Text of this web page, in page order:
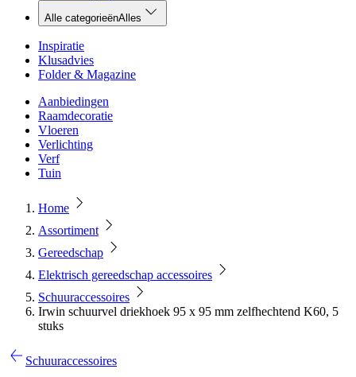
Alle categorieënAlles
Inspiratie
Klusadvies
Folder & Magazine
Aanbiedingen
Raamdecoratie
Vloeren
Verlichting
Verf
Tuin
Home
Assortiment
Gereedschap
Elektrisch gereedschap accessoires
Schuuraccessoires
Irwin schuurvel driekhoek 95 x 95 mm zelfhechtend K60, 5
stuks
Schuuraccessoires